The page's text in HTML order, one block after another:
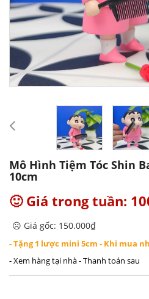
Mô Hình Tiệm Tóc Shin
10cm
🙂 Giá trong tuần:
☹️ Giá gốc: 150.000₫
- Tặng 1 lược mini 5cm - Khi mua
- Xem hàng tại nhà - Thanh toán sau